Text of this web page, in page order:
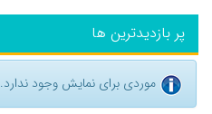
پر بازدیدترین ها
موردی برای نمایش وجود ندارد.